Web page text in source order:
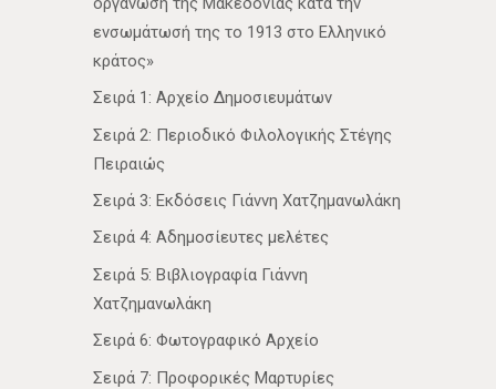
ενσωμάτωσή της το 1913 στο Ελληνικό
κράτος»
Σειρά 1: Αρχείο Δημοσιευμάτων
Σειρά 2: Περιοδικό Φιλολογικής Στέγης
Πειραιώς
Σειρά 3: Εκδόσεις Γιάννη Χατζημανωλάκη
Σειρά 4: Αδημοσίευτες μελέτες
Σειρά 5: Βιβλιογραφία Γιάννη
Χατζημανωλάκη
Σειρά 6: Φωτογραφικό Αρχείο
Σειρά 7: Προφορικές Μαρτυρίες